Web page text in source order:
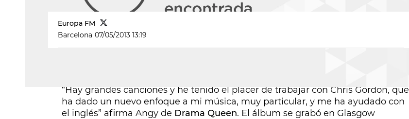
Europa FM
Barcelona 07/05/2013 13:19
“Hay grandes canciones y he tenido el placer de trabajar con Chris Gordon, que
ha dado un nuevo enfoque a mi música, muy particular, y me ha ayudado con
el inglés” afirma Angy de Drama Queen. El álbum se grabó en Glasgow